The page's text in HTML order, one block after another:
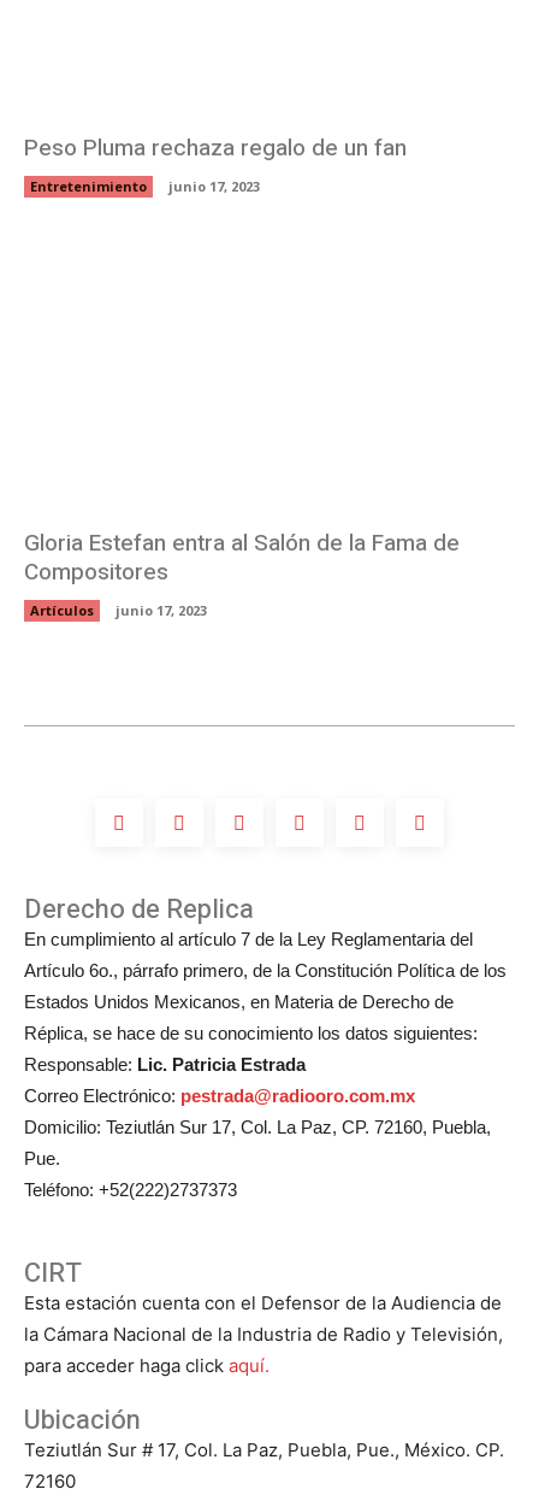
Peso Pluma rechaza regalo de un fan
Entretenimiento junio 17, 2023
Gloria Estefan entra al Salón de la Fama de
Compositores
Artículos junio 17, 2023
Derecho de Replica
En cumplimiento al artículo 7 de la Ley Reglamentaria del
Artículo 6o., párrafo primero, de la Constitución Política de los
Estados Unidos Mexicanos, en Materia de Derecho de
Réplica, se hace de su conocimiento los datos siguientes:
Responsable: Lic. Patricia Estrada
Correo Electrónico: pestrada@radiooro.com.mx
Domicilio: Teziutlán Sur 17, Col. La Paz, CP. 72160, Puebla,
Pue.
Teléfono: +52(222)2737373
CIRT
Esta estación cuenta con el Defensor de la Audiencia de
la Cámara Nacional de la Industria de Radio y Televisión,
para acceder haga click aquí.
Ubicación
Teziutlán Sur # 17, Col. La Paz, Puebla, Pue., México. CP.
72160